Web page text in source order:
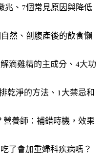
兆、7個常見原因與降低
然、剖腹產後的飲食懶
滴雞精的主成分、4大功
乾淨的方法、1大禁忌和
養師：補錯時機，效果
了會加重婦科疾病嗎？